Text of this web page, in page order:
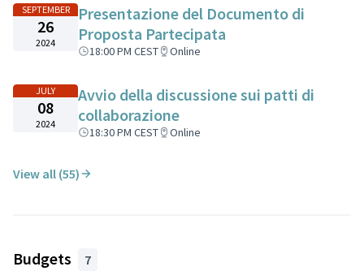
SEPTEMBER
26
2024
Presentazione del Documento di
Proposta Partecipata
18:00 PM CEST Online
JULY
08
2024
Avvio della discussione sui patti di
collaborazione
18:30 PM CEST Online
View all (55)
Budgets 7